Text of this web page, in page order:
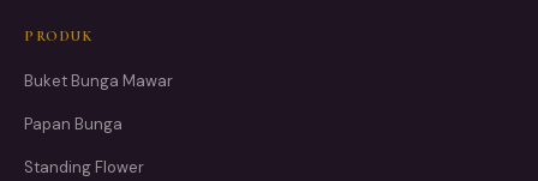
PRODUK
Buket Bunga Mawar
Papan Bunga
Standing Flower